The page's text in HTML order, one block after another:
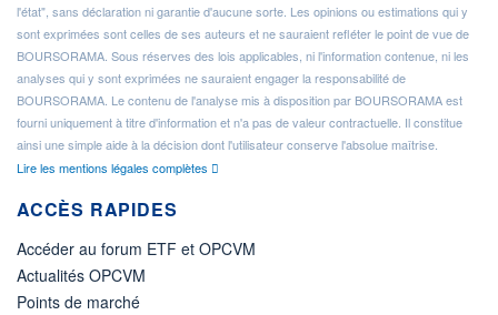
l'état", sans déclaration ni garantie d'aucune sorte. Les opinions ou estimations qui y
sont exprimées sont celles de ses auteurs et ne sauraient refléter le point de vue de
BOURSORAMA. Sous réserves des lois applicables, ni l'information contenue, ni les
analyses qui y sont exprimées ne sauraient engager la responsabilité de
BOURSORAMA. Le contenu de l'analyse mis à disposition par BOURSORAMA est
fourni uniquement à titre d'information et n'a pas de valeur contractuelle. Il constitue
ainsi une simple aide à la décision dont l'utilisateur conserve l'absolue maîtrise.
Lire les mentions légales complètes
ACCÈS RAPIDES
Accéder au forum ETF et OPCVM
Actualités OPCVM
Points de marché